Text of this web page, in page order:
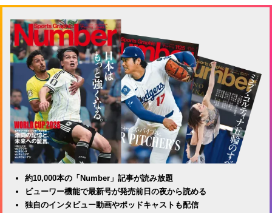
約10,000本の「Number」記事が読み放題
ビューワー機能で最新号が発売前日の夜から読める
独自のインタビュー動画やポッドキャストも配信